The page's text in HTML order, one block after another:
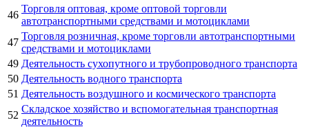
46
Торговля оптовая, кроме оптовой торговли
автотранспортными средствами и мотоциклами
47
Торговля розничная, кроме торговли автотранспортными
средствами и мотоциклами
49 Деятельность сухопутного и трубопроводного транспорта
50 Деятельность водного транспорта
51 Деятельность воздушного и космического транспорта
52
Складское хозяйство и вспомогательная транспортная
деятельность